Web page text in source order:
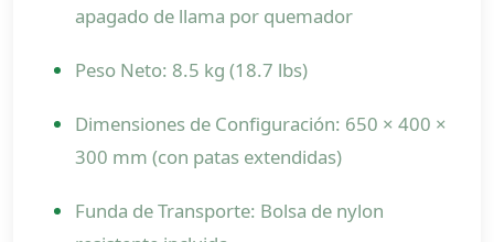
apagado de llama por quemador
Peso Neto: 8.5 kg (18.7 lbs)
Dimensiones de Configuración: 650 × 400 ×
300 mm (con patas extendidas)
Funda de Transporte: Bolsa de nylon